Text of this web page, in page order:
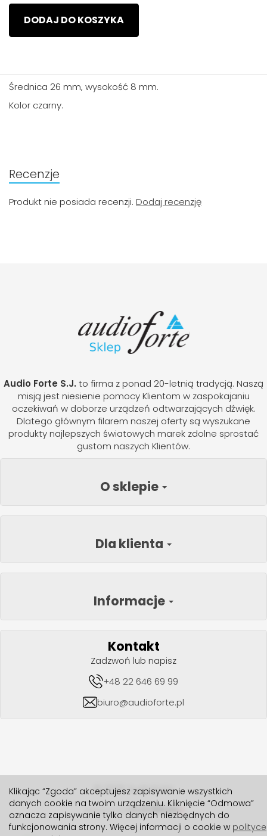
DODAJ DO KOSZYKA
Średnica 26 mm, wysokość 8 mm.
Kolor czarny.
Recenzje
Produkt nie posiada recenzji. Dodaj recenzję
Audio Forte S.J. to firma z ponad 20-letnią tradycją. Naszą
misją jest niesienie pomocy Klientom w zaspokajaniu
oczekiwań w doborze urządzeń odtwarzających dźwięk.
Dlatego głównym filarem naszej oferty są wyszukane
produkty najlepszych światowych marek zdolne sprostać
gustom naszych Klientów.
O sklepie
Dla klienta
Informacje
Kontakt
Zadzwoń lub napisz
+48 22 646 69 99
biuro@audioforte.pl
© 2026 Audioforte
realizacja 2024
Klikając “Zgoda” akceptujesz zapisywanie wszystkich
danych cookie na twoim urządzeniu. Kliknięcie “Odmowa”
oznacza zapisywanie tylko danych niezbędnych do
funkcjonowania strony. Więcej informacji o cookie w polityce